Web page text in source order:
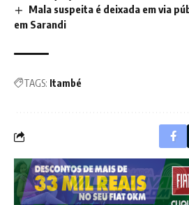
Mala suspeita é deixada em via
em Sarandi
TAGS: Itambé